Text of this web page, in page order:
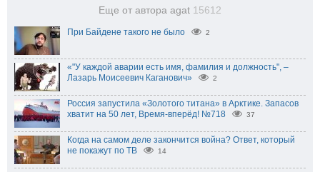
Еще от автора agat 15612
При Байдене такого не было 2
«"У каждой аварии есть имя, фамилия и должность", –
Лазарь Моисеевич Каганович»
2
Россия запустила «Золотого титана» в Арктике. Запасов
хватит на 50 лет, Время-вперёд! №718
37
Когда на самом деле закончится война? Ответ, который
не покажут по ТВ
14